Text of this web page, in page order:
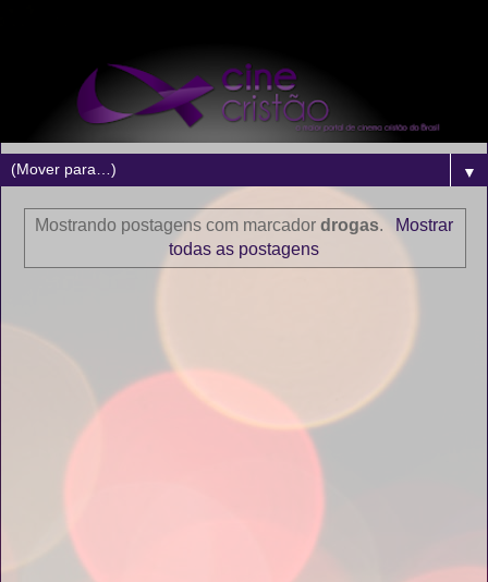
▼
Mostrando postagens com marcadordrogas.
Mostrar
todas as postagens